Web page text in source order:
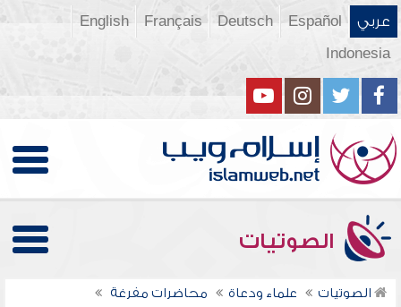
عربي Español
Deutsch
Français
English
Indonesia
الصوتيات
الصوتيات علماء ودعاة
محاضرات مفرغة